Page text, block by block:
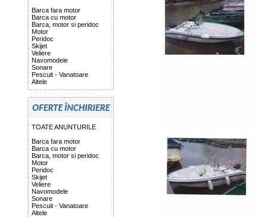
Barca fara motor
Barca cu motor
Barca, motor si peridoc
Motor
Peridoc
Skijet
Veliere
Navomodele
Sonare
Pescuit - Vanatoare
Altele
TOATE ANUNTURILE
Barca fara motor
Barca cu motor
Barca, motor si peridoc
Motor
Peridoc
Skijet
Veliere
Navomodele
Sonare
Pescuit - Vanatoare
Altele